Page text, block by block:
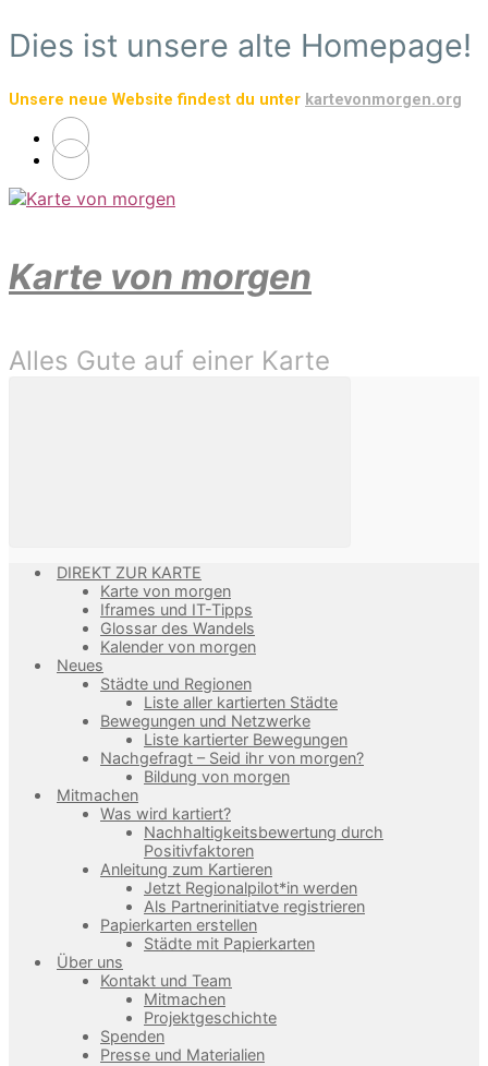
Zum
Hauptinhalt
Dies ist unsere alte Homepage!
Unsere neue Website findest du unter kartevonmorgen.org
Karte von morgen
Alles Gute auf einer Karte
DIREKT ZUR KARTE
Karte von morgen
Iframes und IT-Tipps
Glossar des Wandels
Kalender von morgen
Neues
Städte und Regionen
Liste aller kartierten Städte
Bewegungen und Netzwerke
Liste kartierter Bewegungen
Nachgefragt – Seid ihr von morgen?
Bildung von morgen
Mitmachen
Was wird kartiert?
Nachhaltigkeitsbewertung durch
Positivfaktoren
Anleitung zum Kartieren
Jetzt Regionalpilot*in werden
Als Partnerinitiatve registrieren
Papierkarten erstellen
Städte mit Papierkarten
Über uns
Kontakt und Team
Mitmachen
Projektgeschichte
Spenden
Presse und Materialien